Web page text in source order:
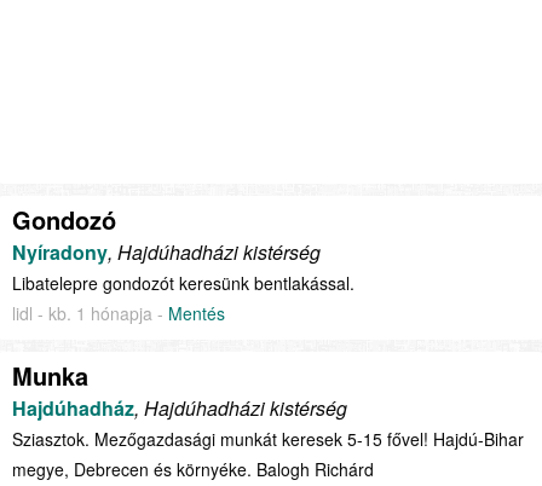
Gondozó
Nyíradony, Hajdúhadházi kistérség
Libatelepre gondozót keresünk bentlakással.
lidl - kb. 1 hónapja - Mentés
Munka
Hajdúhadház, Hajdúhadházi kistérség
Sziasztok. Mezőgazdasági munkát keresek 5-15 fővel! Hajdú-Bihar
megye, Debrecen és környéke. Balogh Richárd